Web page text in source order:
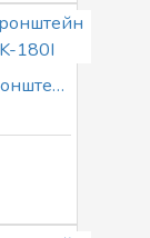
I-oбразный кронштейн Yli Electronic MBK-180I